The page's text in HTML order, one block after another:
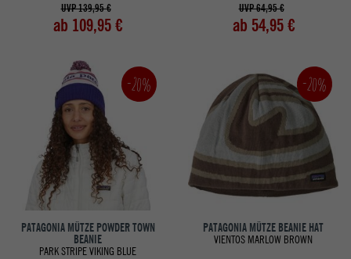
UVP 139,95 €
ab 109,95 €
UVP 64,95 €
ab 54,95 €
-20%
PATAGONIA MÜTZE POWDER TOWN
BEANIE
PARK STRIPE VIKING BLUE
-20%
PATAGONIA MÜTZE BEANIE HAT
VIENTOS MARLOW BROWN